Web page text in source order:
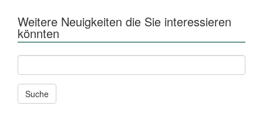
Weitere Neuigkeiten die Sie interessieren
könnten
Andere
News
und
Seiten
durchsuchen